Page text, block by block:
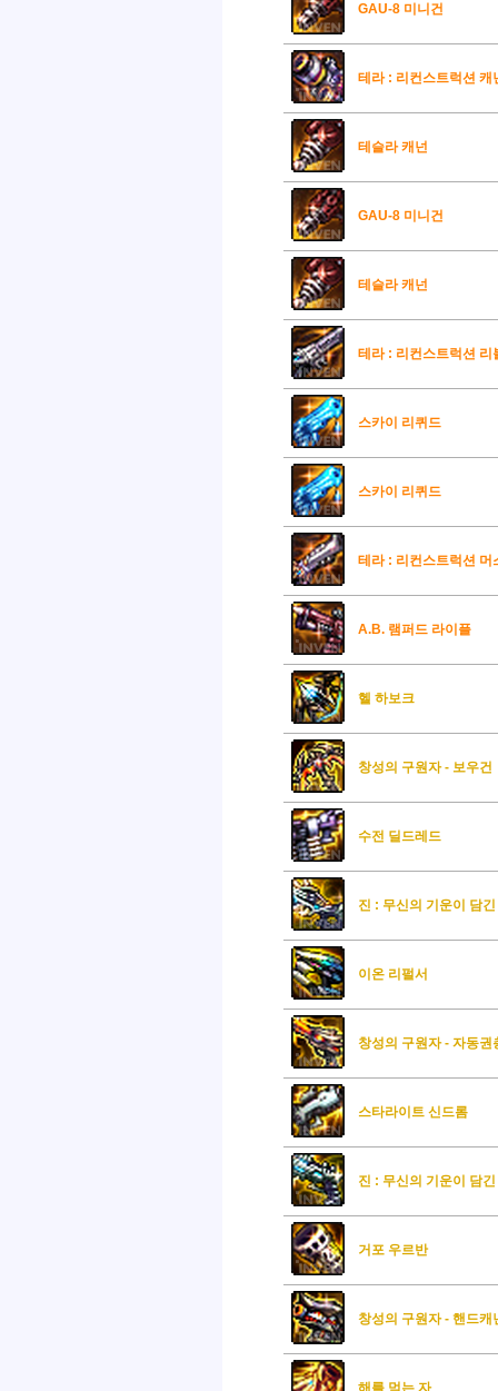
GAU-8 미니건
테라 : 리컨스트럭션 캐
테슬라 캐넌
GAU-8 미니건
테슬라 캐넌
테라 : 리컨스트럭션 리
스카이 리퀴드
스카이 리퀴드
테라 : 리컨스트럭션 머
A.B. 램퍼드 라이플
헬 하보크
창성의 구원자 - 보우건
수전 딜드레드
진 : 무신의 기운이 담
이온 리펄서
창성의 구원자 - 자동권
스타라이트 신드롬
진 : 무신의 기운이 담
거포 우르반
창성의 구원자 - 핸드캐
해를 먹는 자